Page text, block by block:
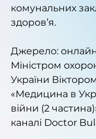
комунальних
здоров’я.
Джерело:
Міністром
України
«Медицина в
війни (2
каналі Doctor